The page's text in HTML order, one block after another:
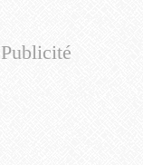
Publicité